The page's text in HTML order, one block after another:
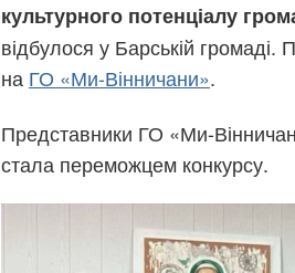
культурного потенціалу
відбулося у Барській громаді.
на ГО «Ми-Вінничани».
Представники ГО «Ми-
стала переможцем конкурсу.